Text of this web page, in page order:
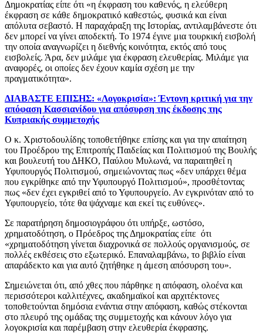
Δημοκρατίας είπε ότι «η έκφραση του καθενός, η ελεύθερη
έκφραση σε κάθε δημοκρατικό καθεστώς, φυσικά και είναι
απόλυτα σεβαστό. Η παραχάραξη της Ιστορίας, αντιλαμβάνεστε ότι
δεν μπορεί να γίνει αποδεκτή. Το 1974 έγινε μια τουρκική εισβολή
την οποία αναγνωρίζει η διεθνής κοινότητα, εκτός από τους
εισβολείς. Άρα, δεν μιλάμε για έκφραση ελευθερίας. Μιλάμε για
αναφορές, οι οποίες δεν έχουν καμία σχέση με την
πραγματικότητα».
ΔΙΑΒΑΣΤΕ ΕΠΙΣΗΣ: «Λογοκρισία»: Έντονη κριτική για την
απόφαση Κασσιανίδου για απόσυρση της έκδοσης της
Κυπριακής συμμετοχής
Ο κ. Χριστοδουλίδης τοποθετήθηκε επίσης και για την απαίτηση
του Προέδρου της Επιτροπής Παιδείας και Πολιτισμού της Βουλής
και βουλευτή του ΔΗΚΟ, Παύλου Μυλωνά, να παραιτηθεί η
Υφυπουργός Πολιτισμού, σημειώνοντας πως «δεν υπάρχει θέμα
που εγκρίθηκε από την Υφυπουργό Πολιτισμού», προσθέτοντας
πως «δεν έχει εγκριθεί από το Υφυπουργείο. Αν εγκρινόταν από το
Υφυπουργείο, τότε θα ψάχναμε και εκεί τις ευθύνες».
Σε παρατήρηση δημοσιογράφου ότι υπήρξε, ωστόσο,
χρηματοδότηση, ο Πρόεδρος της Δημοκρατίας είπε ότι
«χρηματοδότηση γίνεται διαχρονικά σε πολλούς οργανισμούς, σε
πολλές εκθέσεις στο εξωτερικό. Επαναλαμβάνω, το βιβλίο είναι
απαράδεκτο και για αυτό ζητήθηκε η άμεση απόσυρση του».
Σημειώνεται ότι, από χθες που πάρθηκε η απόφαση, ολοένα και
περισσότεροι καλλιτέχνες, ακαδημαϊκοί και αρχιτέκτονες
τοποθετούνται δημόσια ενάντια στην απόφαση, καθώς στέκονται
στο πλευρό της ομάδας της συμμετοχής και κάνουν λόγο για
λογοκρισία και παρέμβαση στην ελευθερία έκφρασης.